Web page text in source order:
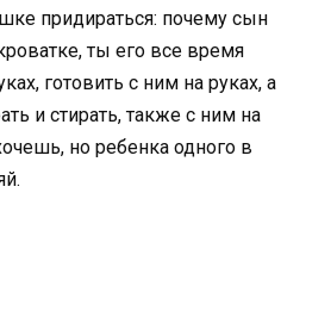
придираться: почему сын
ты его все время
готовить с ним на руках, а
и стирать, также с ним на
но ребенка одного в